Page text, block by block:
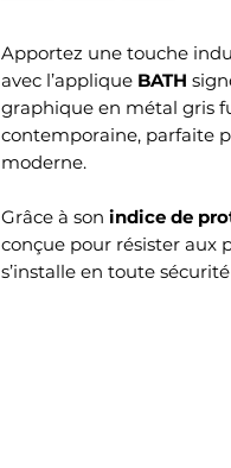
Apportez une touche
avec l’applique BATH
graphique en métal gris
contemporaine, parfaite
moderne.
Grâce à son indice de
conçue pour résister aux
s’installe en toute